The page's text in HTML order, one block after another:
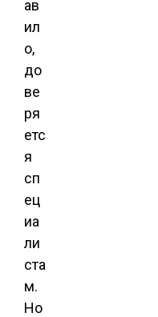
ав
ил
о,
до
ве
ря
етс
я
сп
ец
иа
ли
ста
м.
Но